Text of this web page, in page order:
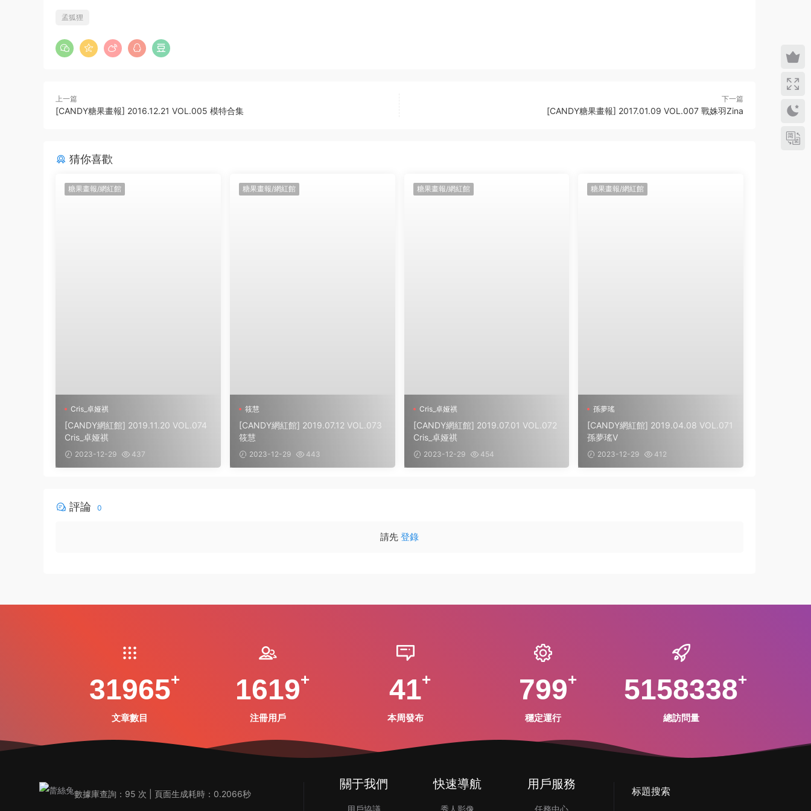
孟狐狸
上一篇
[CANDY糖果畫報] 2016.12.21 VOL.005 模特合集
下一篇
[CANDY糖果畫報] 2017.01.09 VOL.007 戰姝羽Zina
猜你喜歡
糖果畫報/網紅館
Cris_卓娅祺
[CANDY網紅館] 2019.11.20 VOL.074
Cris_卓娅祺
2023-12-29 437
糖果畫報/網紅館
筱慧
[CANDY網紅館] 2019.07.12 VOL.073
筱慧
2023-12-29 443
糖果畫報/網紅館
Cris_卓娅祺
[CANDY網紅館] 2019.07.01 VOL.072
Cris_卓娅祺
2023-12-29 454
糖果畫報/網紅館
孫夢瑤
[CANDY網紅館] 2019.04.08 VOL.071
孫夢瑤V
2023-12-29 412
評論 0
請先 登錄
31965
文章數目
1619
注冊用戶
41
本周發布
799
穩定運行
5158338
總訪問量
數據庫查詢：95 次 | 頁面生成耗時：0.2066秒
關于我們 快速導航 用戶服務 标題搜索